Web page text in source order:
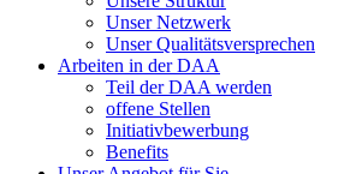
Unser Netzwerk
Unser Qualitätsversprechen
Arbeiten in der DAA
Teil der DAA werden
offene Stellen
Initiativbewerbung
Benefits